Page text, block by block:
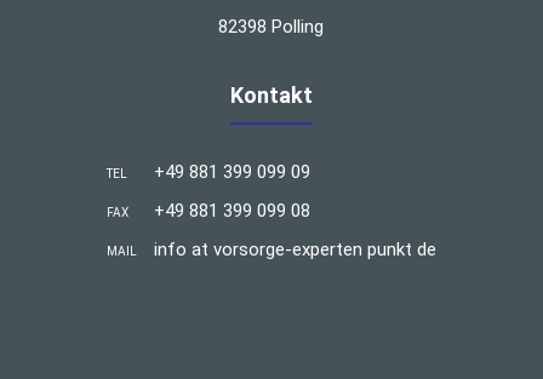
82398 Polling
Kontakt
TEL +49 881 399 099 09
FAX +49 881 399 099 08
MAIL info at vorsorge-experten punkt de